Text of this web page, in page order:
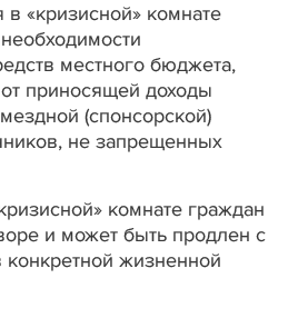
«кризисной» комнате
местного бюджета,
приносящей доходы
(спонсорской)
не запрещенных
комнате граждан
и может быть продлен с
конкретной жизненной